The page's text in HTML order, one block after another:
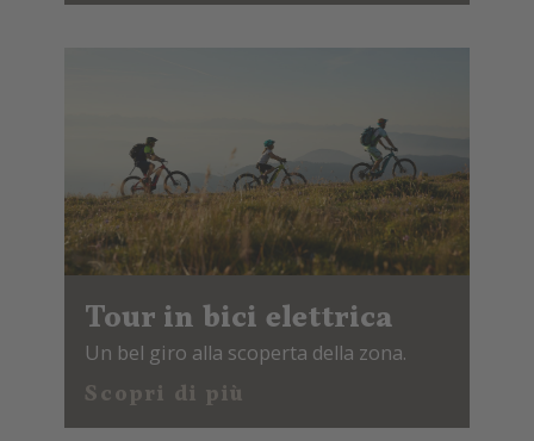
Tour in bici elettrica
Un bel giro alla scoperta della zona.
Scopri di più